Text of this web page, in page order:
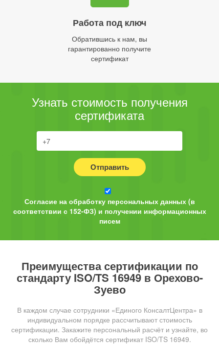
Работа под ключ
Обратившись к нам, вы
гарантированно получите
сертификат
Узнать стоимость получения
сертификата
Отправить
Согласие на обработку персональных данных (в
соответствии с 152-ФЗ) и получении информационных
писем
Преимущества сертификации по
стандарту ISO/TS 16949 в Орехово-
Зуево
В каждом случае сотрудники «Единого КонсалтЦентра» в
индивидуальном порядке рассчитывают стоимость
сертификации. Закажите персональный расчёт и узнайте, во
сколько Вам обойдётся сертификат ISO/TS 16949.